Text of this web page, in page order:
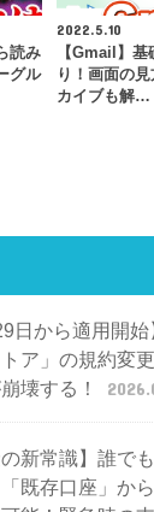
読み
グル
2022.5.10
【Gmail】
り！画面の
カイブも解…
日から適用開
ア」の規約変
壊する！
の新常識】誰で
既存口座」か